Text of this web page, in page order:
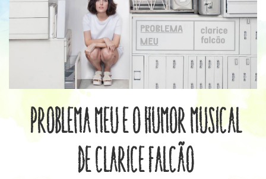
Problema Meu e o humor musical
de Clarice Falcão